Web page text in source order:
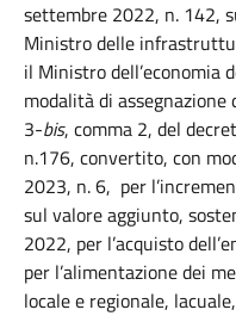
settembre 2022, n. 142,
Ministro delle
il Ministro dell’economia
modalità di
3-bis, comma 2, del
n.176, convertito, con
2023, n. 6, per
sul valore aggiunto,
2022, per l’acquisto
per l’alimentazione dei
locale e regionale,